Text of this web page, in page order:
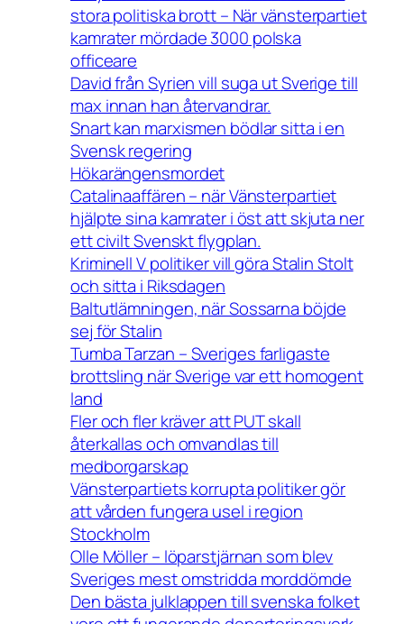
stora politiska brott – När vänsterpartiet
kamrater mördade 3000 polska
officeare
David från Syrien vill suga ut Sverige till
max innan han återvandrar.
Snart kan marxismen bödlar sitta i en
Svensk regering
Hökarängensmordet
Catalinaaffären – när Vänsterpartiet
hjälpte sina kamrater i öst att skjuta ner
ett civilt Svenskt flygplan.
Kriminell V politiker vill göra Stalin Stolt
och sitta i Riksdagen
Baltutlämningen, när Sossarna böjde
sej för Stalin
Tumba Tarzan – Sveriges farligaste
brottsling när Sverige var ett homogent
land
Fler och fler kräver att PUT skall
återkallas och omvandlas till
medborgarskap
Vänsterpartiets korrupta politiker gör
att vården fungera usel i region
Stockholm
Olle Möller – löparstjärnan som blev
Sveriges mest omstridda morddömde
Den bästa julklappen till svenska folket